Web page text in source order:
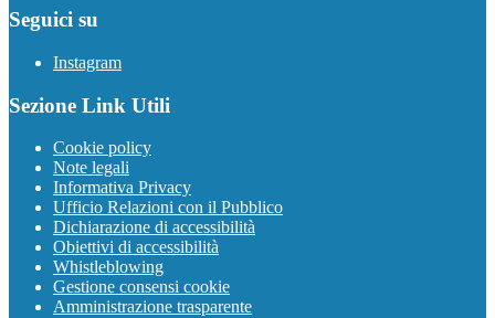
Seguici su
Instagram
Sezione Link Utili
Cookie policy
Note legali
Informativa Privacy
Ufficio Relazioni con il Pubblico
Dichiarazione di accessibilità
Obiettivi di accessibilità
Whistleblowing
Gestione consensi cookie
Amministrazione trasparente